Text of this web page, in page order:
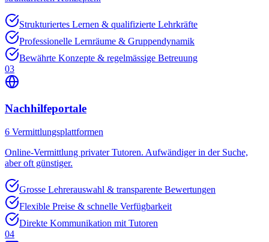
Strukturiertes Lernen & qualifizierte Lehrkräfte
Professionelle Lernräume & Gruppendynamik
Bewährte Konzepte & regelmässige Betreuung
03
Nachhilfeportale
6 Vermittlungsplattformen
Online-Vermittlung privater Tutoren. Aufwändiger in der Suche,
aber oft günstiger.
Grosse Lehrerauswahl & transparente Bewertungen
Flexible Preise & schnelle Verfügbarkeit
Direkte Kommunikation mit Tutoren
04